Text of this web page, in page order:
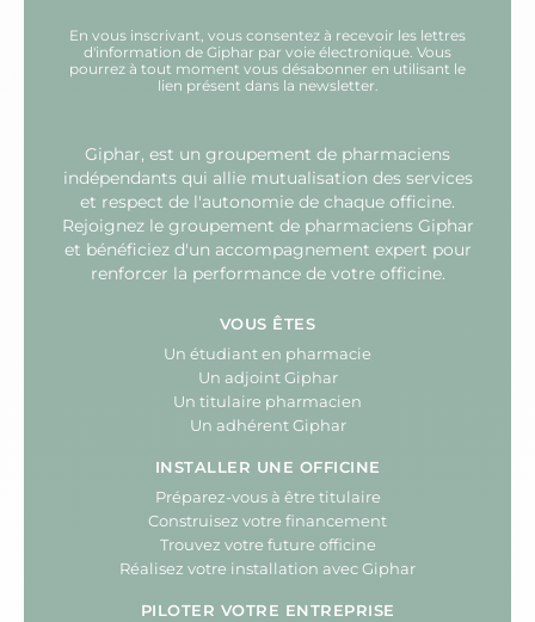
En vous inscrivant, vous consentez à recevoir les lettres
d'information de Giphar par voie électronique. Vous
pourrez à tout moment vous désabonner en utilisant le
lien présent dans la newsletter.
Giphar, est un groupement de pharmaciens
indépendants qui allie mutualisation des services
et respect de l'autonomie de chaque officine.
Rejoignez le groupement de pharmaciens Giphar
et bénéficiez d'un accompagnement expert pour
renforcer la performance de votre officine.
VOUS ÊTES
Un étudiant en pharmacie
Un adjoint Giphar
Un titulaire pharmacien
Un adhérent Giphar
INSTALLER UNE OFFICINE
Préparez-vous à être titulaire
Construisez votre financement
Trouvez votre future officine
Réalisez votre installation avec Giphar
PILOTER VOTRE ENTREPRISE